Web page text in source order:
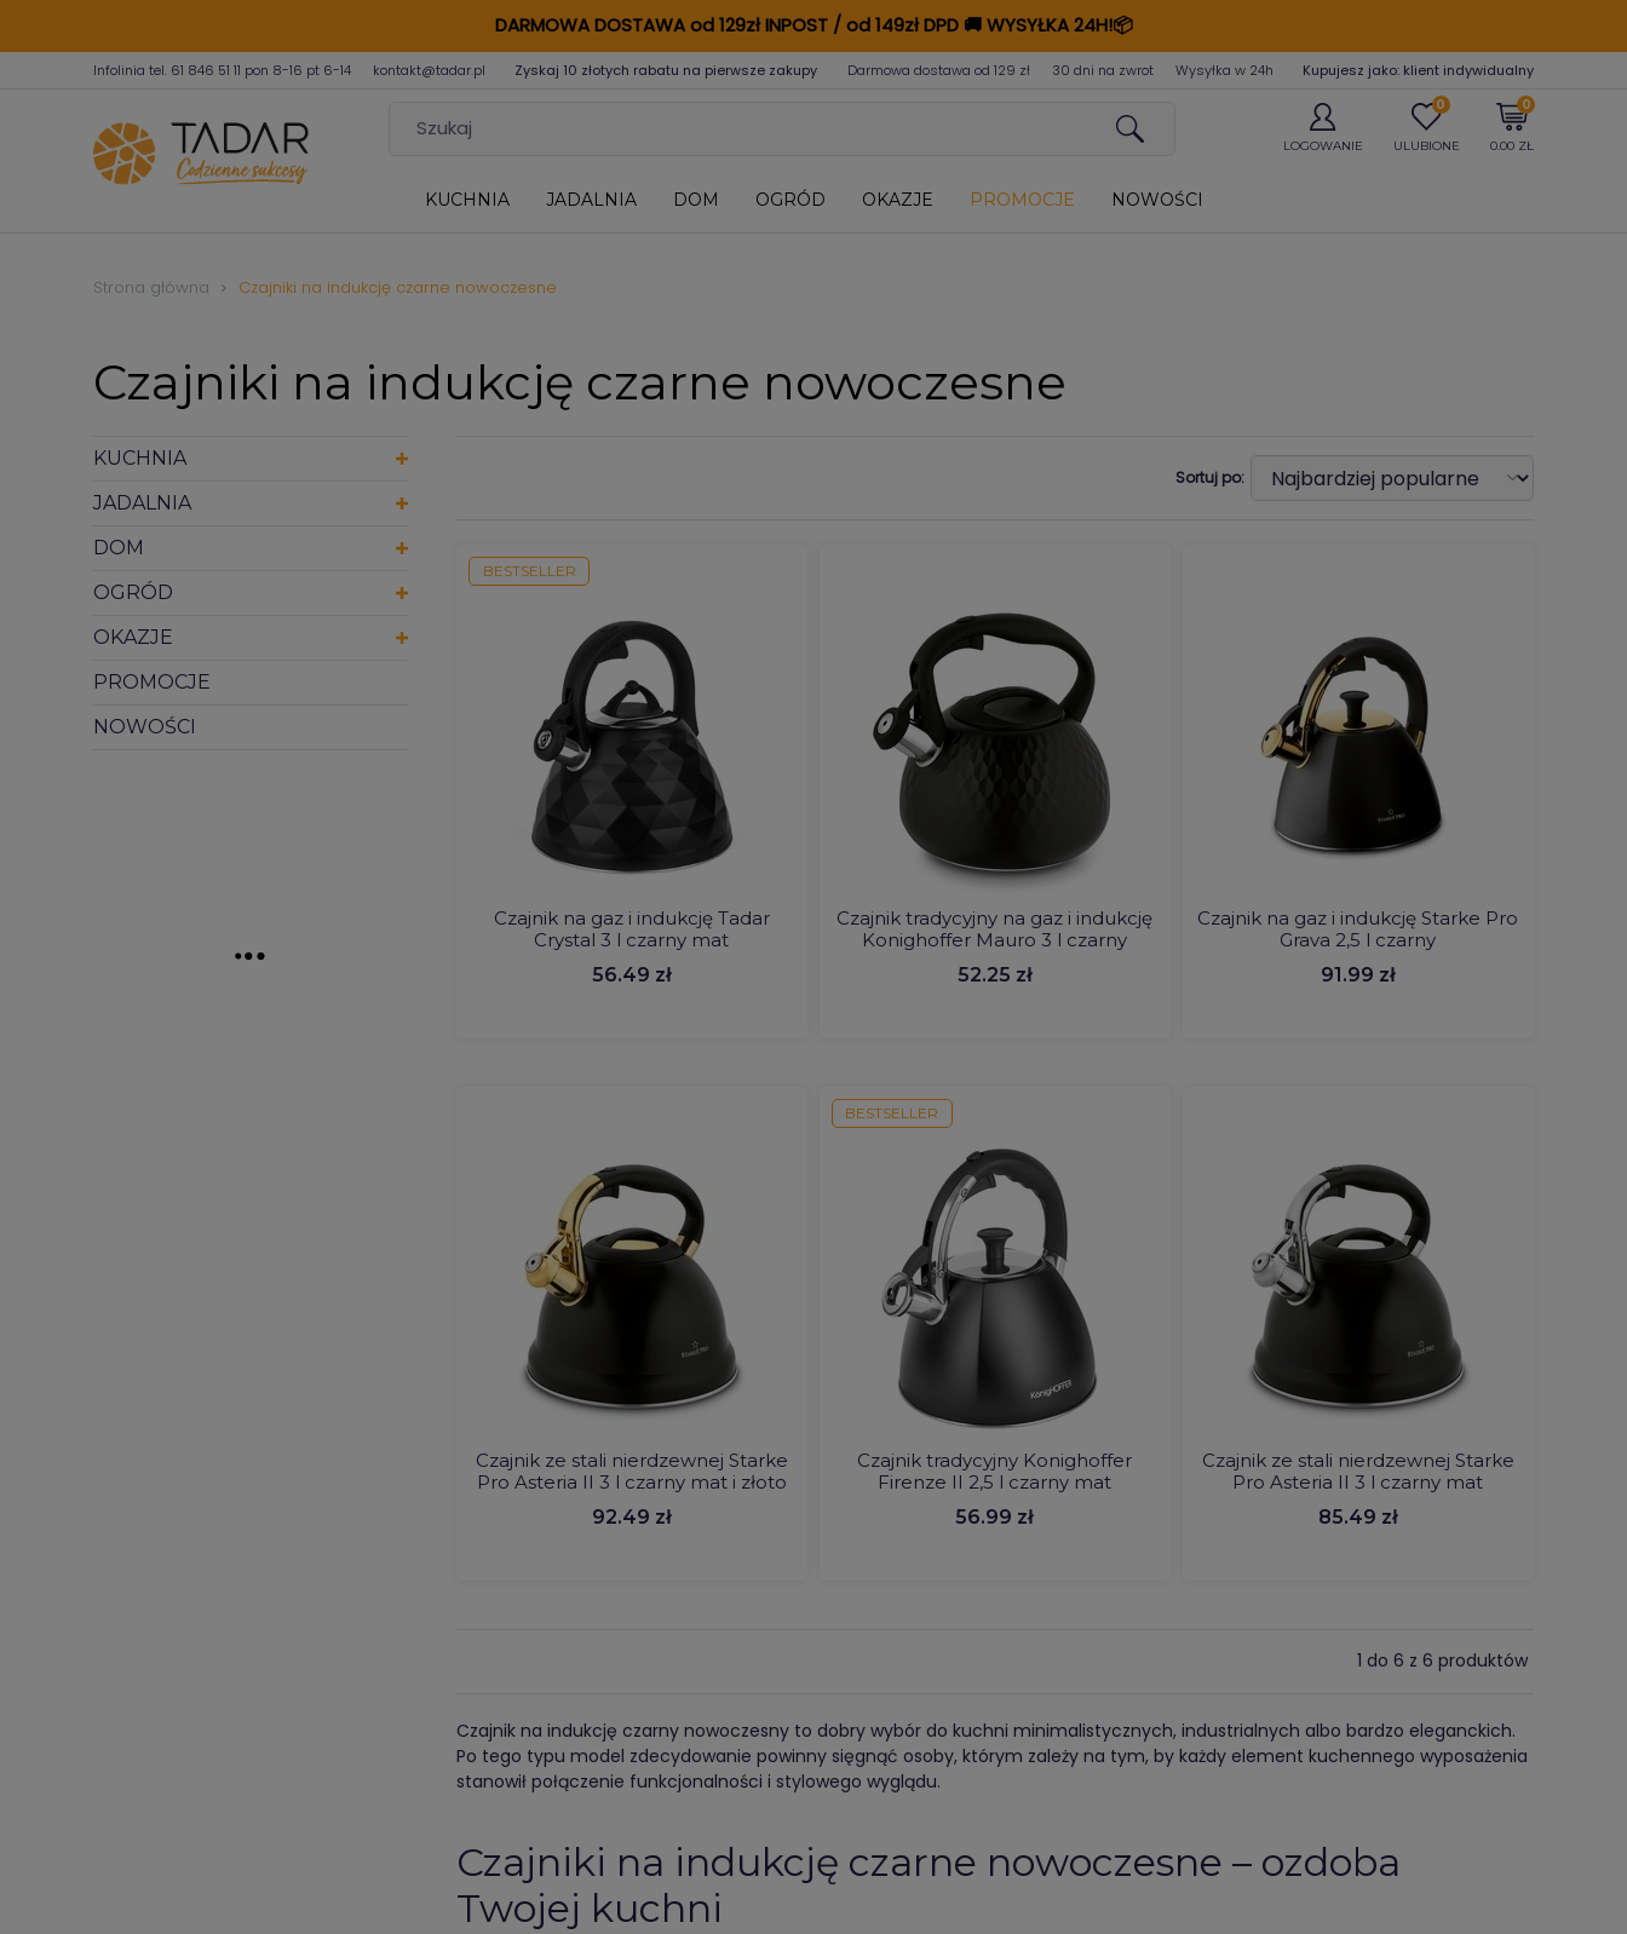
DARMOWA DOSTAWA od 129zł INPOST / od 149zł DPD🚚WYSYŁKA 24H!📦
Infolinia tel. 61 846 51 11 pon 8-16 pt 6-14 kontakt@tadar.pl Zyskaj 10 złotych rabatu na pierwsze zakupy Darmowa dostawa od 129 zł 30 dni na zwrot Wysyłka w 24h Kupujesz jako: klient indywidualny
LOGOWANIE
0
ULUBIONE
0
0.00 ZŁ
KUCHNIA JADALNIA DOM OGRÓD OKAZJE PROMOCJE NOWOŚCI
Strona główna Czajniki na indukcję czarne nowoczesne
Czajniki na indukcję czarne nowoczesne
KUCHNIA
JADALNIA
DOM
OGRÓD
OKAZJE
PROMOCJE
NOWOŚCI
Sortuj po:
BESTSELLER
Czajnik na gaz i indukcję Tadar
Crystal 3 l czarny mat
56.49 zł
Czajnik tradycyjny na gaz i indukcję
Konighoffer Mauro 3 l czarny
52.25 zł
Czajnik na gaz i indukcję Starke Pro
Grava 2,5 l czarny
91.99 zł
Czajnik ze stali nierdzewnej Starke
Pro Asteria II 3 l czarny mat i złoto
92.49 zł
BESTSELLER
Czajnik tradycyjny Konighoffer
Firenze II 2,5 l czarny mat
56.99 zł
Czajnik ze stali nierdzewnej Starke
Pro Asteria II 3 l czarny mat
85.49 zł
1 do 6 z 6 produktów
Czajnik na indukcję czarny nowoczesny to dobry wybór do kuchni minimalistycznych, industrialnych albo bardzo eleganckich.
Po tego typu model zdecydowanie powinny sięgnąć osoby, którym zależy na tym, by każdy element kuchennego wyposażenia
stanowił połączenie funkcjonalności i stylowego wyglądu.
Czajniki na indukcję czarne nowoczesne – ozdoba
Twojej kuchni